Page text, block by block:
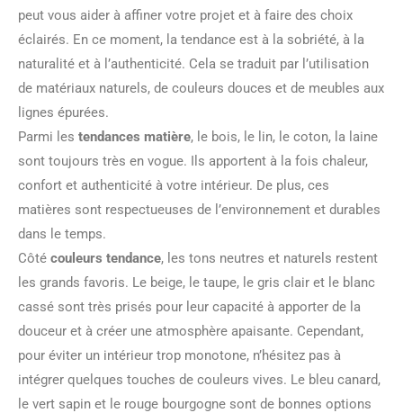
peut vous aider à affiner votre projet et à faire des choix
éclairés. En ce moment, la tendance est à la sobriété, à la
naturalité et à l’authenticité. Cela se traduit par l’utilisation
de matériaux naturels, de couleurs douces et de meubles aux
lignes épurées.
Parmi les tendances matière, le bois, le lin, le coton, la laine
sont toujours très en vogue. Ils apportent à la fois chaleur,
confort et authenticité à votre intérieur. De plus, ces
matières sont respectueuses de l’environnement et durables
dans le temps.
Côté couleurs tendance, les tons neutres et naturels restent
les grands favoris. Le beige, le taupe, le gris clair et le blanc
cassé sont très prisés pour leur capacité à apporter de la
douceur et à créer une atmosphère apaisante. Cependant,
pour éviter un intérieur trop monotone, n’hésitez pas à
intégrer quelques touches de couleurs vives. Le bleu canard,
le vert sapin et le rouge bourgogne sont de bonnes options